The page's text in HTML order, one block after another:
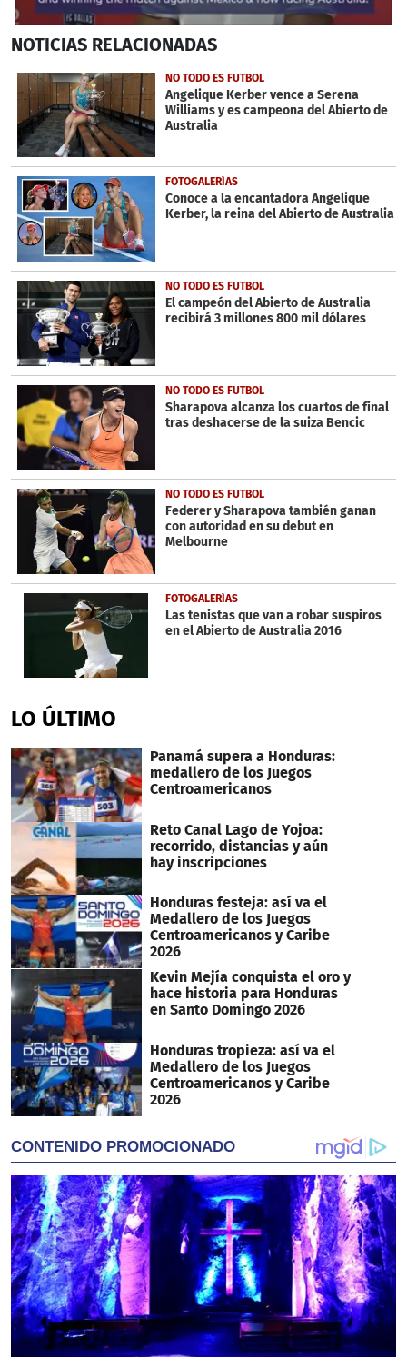
seconds
34
seconds
NOTICIAS RELACIONADAS
NO TODO ES FUTBOL
Angelique Kerber vence a Serena
Williams y es campeona del Abierto de
Australia
FOTOGALERÍAS
Conoce a la encantadora Angelique
Kerber, la reina del Abierto de Australia
NO TODO ES FUTBOL
El campeón del Abierto de Australia
recibirá 3 millones 800 mil dólares
NO TODO ES FUTBOL
Sharapova alcanza los cuartos de final
tras deshacerse de la suiza Bencic
NO TODO ES FUTBOL
Federer y Sharapova también ganan
con autoridad en su debut en
Melbourne
FOTOGALERÍAS
Las tenistas que van a robar suspiros
en el Abierto de Australia 2016
LO ÚLTIMO
Panamá supera a Honduras:
medallero de los Juegos
Centroamericanos
Reto Canal Lago de Yojoa:
recorrido, distancias y aún
hay inscripciones
Honduras festeja: así va el
Medallero de los Juegos
Centroamericanos y Caribe
2026
Kevin Mejía conquista el oro y
hace historia para Honduras
en Santo Domingo 2026
Honduras tropieza: así va el
Medallero de los Juegos
Centroamericanos y Caribe
2026